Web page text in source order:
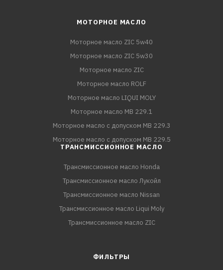
МОТОРНОЕ МАСЛО
Моторное масло ZIC 5w40
Моторное масло ZIC 5w30
Моторное масло ZIC
Моторное масло ROLF
Моторное масло LIQUI MOLY
Моторное масло MB 229.1
Моторное масло с допуском MB 229.3
Моторное масло с допуском MB 229.5
ТРАНСМИССИОННОЕ МАСЛО
Трансмиссионное масло Honda
Трансмиссионное масло Лукойл
Трансмиссионное масло Nissan
Трансмиссионное масло Liqui Moly
Трансмиссионное масло ZIC
ФИЛЬТРЫ